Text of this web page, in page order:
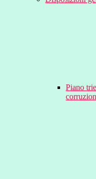
Piano